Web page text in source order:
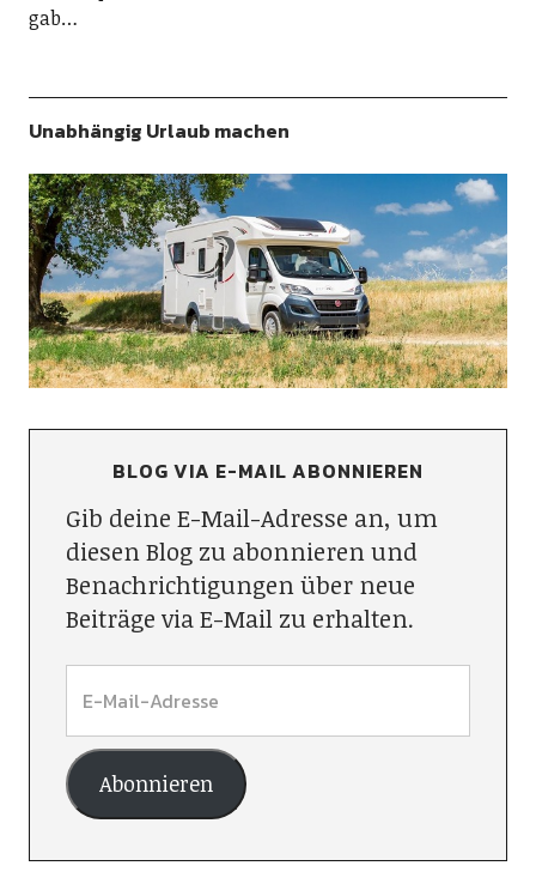
gab…
Unabhängig Urlaub machen
BLOG VIA E-MAIL ABONNIEREN
Gib deine E-Mail-Adresse an, um
diesen Blog zu abonnieren und
Benachrichtigungen über neue
Beiträge via E-Mail zu erhalten.
Abonnieren